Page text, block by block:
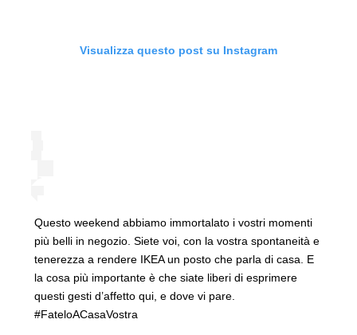
Visualizza questo post su Instagram
Questo weekend abbiamo immortalato i vostri momenti
più belli in negozio. Siete voi, con la vostra spontaneità e
tenerezza a rendere IKEA un posto che parla di casa. E
la cosa più importante è che siate liberi di esprimere
questi gesti d’affetto qui, e dove vi pare.
#FateloACasaVostra